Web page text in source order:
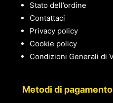
Stato dell’ordine
Contattaci
Privacy policy
Cookie policy
Condizioni Generali di
Metodi di pagamento